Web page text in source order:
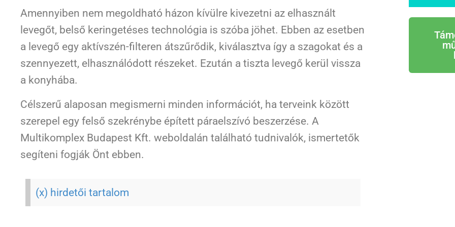
Amennyiben nem megoldható házon kívülre kivezetni az elhasznált
levegőt, belső keringetéses technológia is szóba jöhet. Ebben az esetben
a levegő egy aktívszén-filteren átszűrődik, kiválasztva így a szagokat és a
szennyezett, elhasználódott részeket. Ezután a tiszta levegő kerül vissza
a konyhába.
Célszerű alaposan megismerni minden információt, ha terveink között
szerepel egy felső szekrénybe épített páraelszívó beszerzése. A
Multikomplex Budapest Kft. weboldalán található tudnivalók, ismertetők
segíteni fogják Önt ebben.
(x) hirdetői tartalom